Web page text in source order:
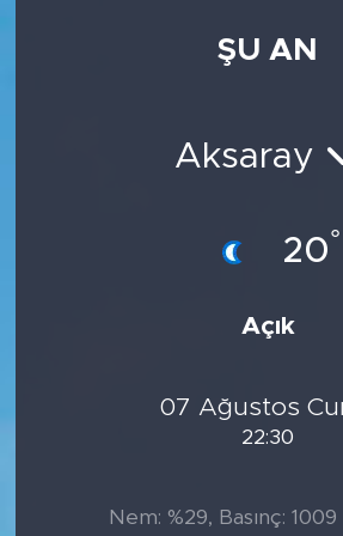
ŞU AN
Aksaray
20°
Açık
07 Ağustos
22:30
Nem: %29, Basınç: